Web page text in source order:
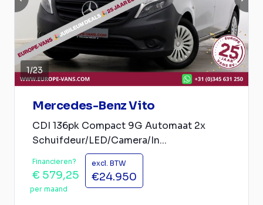
1/23
Mercedes-Benz Vito
CDI 136pk Compact 9G Automaat 2x
Schuifdeur/LED/Camera/In...
Financieren?
€ 579,25
per maand
excl. BTW
€24.950